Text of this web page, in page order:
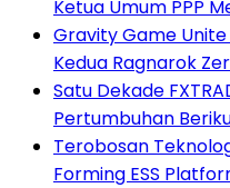
Ketua Umum PPP
Gravity Game
Kedua Ragnarok
Satu Dekade
Pertumbuhan
Terobosan
Forming ESS